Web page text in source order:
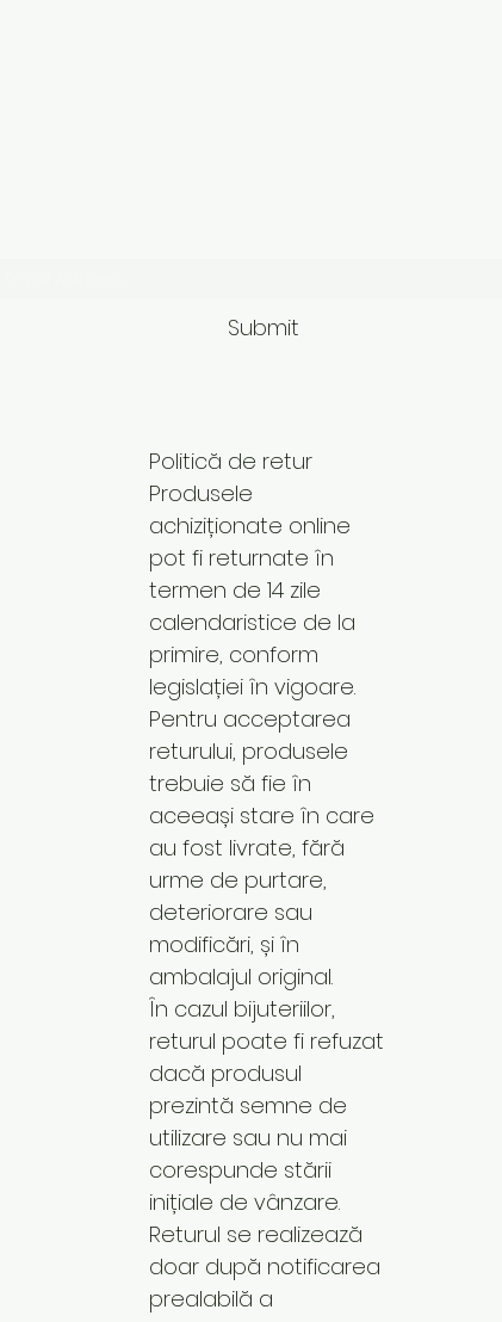
Submit
Politică de retur
Produsele
achiziționate online
pot fi returnate în
termen de 14 zile
calendaristice de la
primire, conform
legislației în vigoare.
Pentru acceptarea
returului, produsele
trebuie să fie în
aceeași stare în care
au fost livrate, fără
urme de purtare,
deteriorare sau
modificări, și în
ambalajul original.
În cazul bijuteriilor,
returul poate fi refuzat
dacă produsul
prezintă semne de
utilizare sau nu mai
corespunde stării
inițiale de vânzare.
Returul se realizează
doar după notificarea
prealabilă a